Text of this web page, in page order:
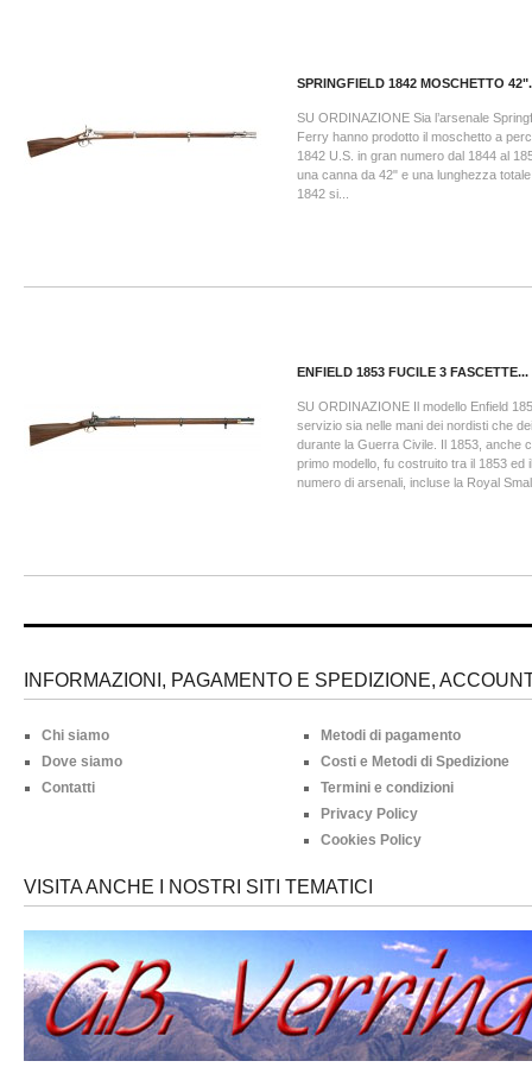
SPRINGFIELD 1842 MOSCHETTO
SU ORDINAZIONE Sia l’arsenale
Ferry hanno prodotto il moschetto a
1842 U.S. in gran numero dal 1844 al
una canna da 42" e una lunghezza
1842 si...
ENFIELD 1853 FUCILE 3 FASCETTE...
SU ORDINAZIONE Il modello Enfield
servizio sia nelle mani dei nordisti che
durante la Guerra Civile. Il 1853, anche
primo modello, fu costruito tra il 1853 ed
numero di arsenali, incluse la Royal
INFORMAZIONI, PAGAMENTO E SPEDIZIONE,
Chi siamo
Dove siamo
Contatti
Metodi di pagamento
Costi e Metodi di Spedizione
Termini e condizioni
Privacy Policy
Cookies Policy
VISITA ANCHE I NOSTRI SITI TEMATICI